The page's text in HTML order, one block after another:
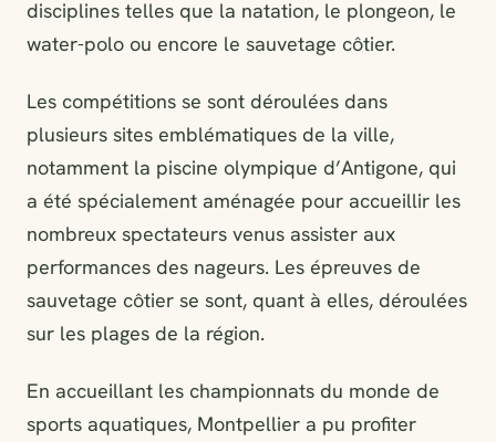
disciplines telles que la natation, le plongeon, le
water-polo ou encore le sauvetage côtier.
Les compétitions se sont déroulées dans
plusieurs sites emblématiques de la ville,
notamment la piscine olympique d’Antigone, qui
a été spécialement aménagée pour accueillir les
nombreux spectateurs venus assister aux
performances des nageurs. Les épreuves de
sauvetage côtier se sont, quant à elles, déroulées
sur les plages de la région.
En accueillant les championnats du monde de
sports aquatiques, Montpellier a pu profiter